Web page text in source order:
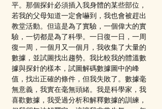
平。那個探針必須插入我身體的某些部位，
若我的父母知道一定會嚇到，我也會被趕出
教堂活動。但這是為了實驗，一個偉大的實
驗，一切都是為了科學。一日復一日，一周
復一周，一個月又一個月，我收集了大量的
數據，並試圖找出趨勢。我比較我的體溫數
據與探針的樣本，試圖解碼數據圖中的峰
值，找出正確的條件，但我失敗了。數據毫
無意義，我實在毫無頭緒。我是科學家，我
喜歡數據，我受過分析和解釋數據的訓練，